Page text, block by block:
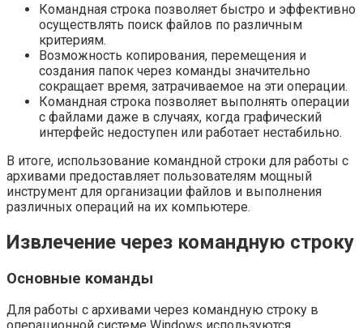
Командная строка позволяет быстро и эффективно
осуществлять поиск файлов по различным
критериям.
Возможность копирования, перемещения и
создания папок через команды значительно
сокращает время, затрачиваемое на эти операции.
Командная строка позволяет выполнять операции
с файлами даже в случаях, когда графический
интерфейс недоступен или работает нестабильно.
В итоге, использование командной строки для работы с
архивами предоставляет пользователям мощный
инструмент для организации файлов и выполнения
различных операций на их компьютере.
Извлечение через командную строку
Основные команды
Для работы с архивами через командную строку в